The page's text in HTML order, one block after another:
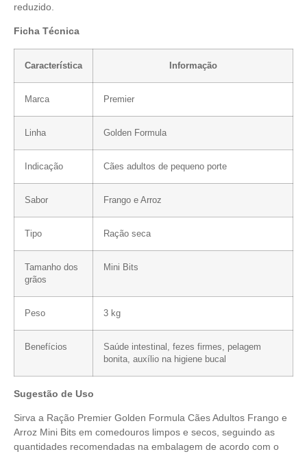
reduzido.
Ficha Técnica
Característica Informação
Marca Premier
Linha Golden Formula
Indicação Cães adultos de pequeno porte
Sabor Frango e Arroz
Tipo Ração seca
Tamanho dos
grãos
Mini Bits
Peso 3 kg
Benefícios
Saúde intestinal, fezes firmes, pelagem
bonita, auxílio na higiene bucal
Sugestão de Uso
Sirva a Ração Premier Golden Formula Cães Adultos Frango e
Arroz Mini Bits em comedouros limpos e secos, seguindo as
quantidades recomendadas na embalagem de acordo com o